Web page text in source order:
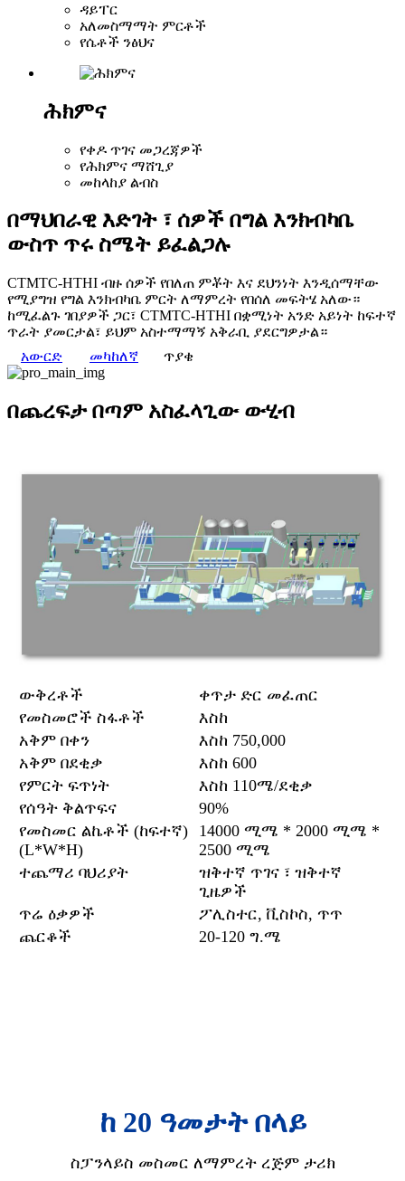
ዳይፐር
አለመስማማት ምርቶች
የሴቶች ንፅህና
ሕክምና
የቀዶ ጥገና መጋረጃዎች
የሕክምና ማሸጊያ
መከላከያ ልብስ
በማህበራዊ እድገት ፣ ሰዎች በግል እንክብካቤ
ውስጥ ጥሩ ስሜት ይፈልጋሉ
CTMTC-HTHI ብዙ ሰዎች የበለጠ ምቾት እና ደህንነት እንዲሰማቸው
የሚያግዝ የግል እንክብካቤ ምርት ለማምረት የበሰለ መፍትሄ አለው።
ከሚፈልጉ ገበያዎች ጋር፣ CTMTC-HTHI በቋሚነት አንድ አይነት ከፍተኛ
ጥራት ያመርታል፣ ይህም አስተማማኝ አቅራቢ ያደርግዎታል።
አውርድ
መካከለኛ ጥያቄ
በጨረፍታ በጣም አስፈላጊው ውሂብ
ውቅረቶች
ቀጥታ ድር መፈጠር
የመስመሮች ስፋቶች
እስከ
አቅም በቀን
እስከ 750,000
አቅም በደቂቃ
እስከ 600
የምርት ፍጥነት
እስከ 110ሜ/ደቂቃ
የሰዓት ቅልጥፍና
90%
የመስመር ልኬቶች (ከፍተኛ)
(L*W*H)
14000 ሚሜ * 2000 ሚሜ *
2500 ሚሜ
ተጨማሪ ባህሪያት
ዝቅተኛ ጥገና ፣ ዝቅተኛ
ጊዜዎች
ጥሬ ዕቃዎች
ፖሊስተር, ቪስኮስ, ጥጥ
ጨርቆች
20-120 ግ.ሜ
ከ 20 ዓመታት በላይ
ስፓንላይስ መስመር ለማምረት ረጅም ታሪክ